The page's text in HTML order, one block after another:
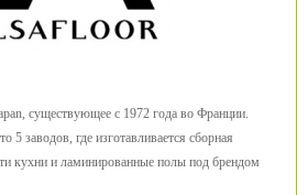
существующее с 1972 года во Франции.
5 заводов, где изготавливается сборная
кухни и ламинированные полы под брендом